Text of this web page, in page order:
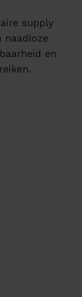
supply
naadloze
en